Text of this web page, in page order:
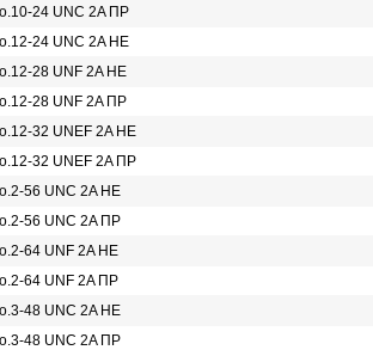
24 UNС 2A ПР
24 UNС 2A НЕ
28 UNF 2A НЕ
28 UNF 2A ПР
32 UNEF 2A НЕ
32 UNEF 2A ПР
56 UNС 2A НЕ
56 UNС 2A ПР
64 UNF 2A НЕ
64 UNF 2A ПР
48 UNС 2A НЕ
48 UNС 2A ПР